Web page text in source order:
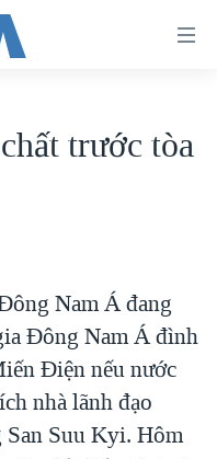
trước tòa
Nam Á đang
Đông Nam Á đình
Điện nếu nước
nhà lãnh đạo
San Suu Kyi. Hôm